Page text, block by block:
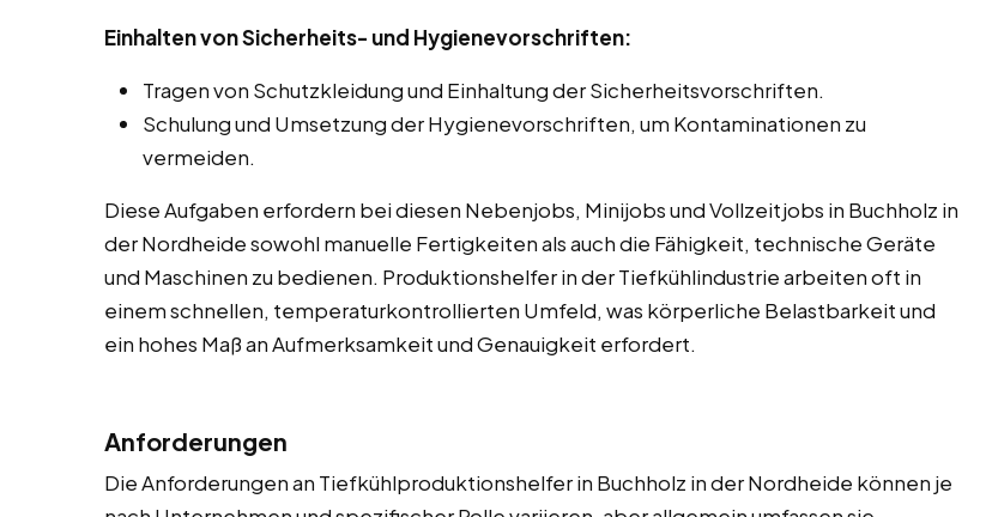
Einhalten von Sicherheits- und Hygienevorschriften:
Tragen von Schutzkleidung und Einhaltung der Sicherheitsvorschriften.
Schulung und Umsetzung der Hygienevorschriften, um Kontaminationen zu
vermeiden.
Diese Aufgaben erfordern bei diesen Nebenjobs, Minijobs und Vollzeitjobs in Buchholz in
der Nordheide sowohl manuelle Fertigkeiten als auch die Fähigkeit, technische Geräte
und Maschinen zu bedienen. Produktionshelfer in der Tiefkühlindustrie arbeiten oft in
einem schnellen, temperaturkontrollierten Umfeld, was körperliche Belastbarkeit und
ein hohes Maß an Aufmerksamkeit und Genauigkeit erfordert.
Anforderungen
Die Anforderungen an Tiefkühlproduktionshelfer in Buchholz in der Nordheide können je